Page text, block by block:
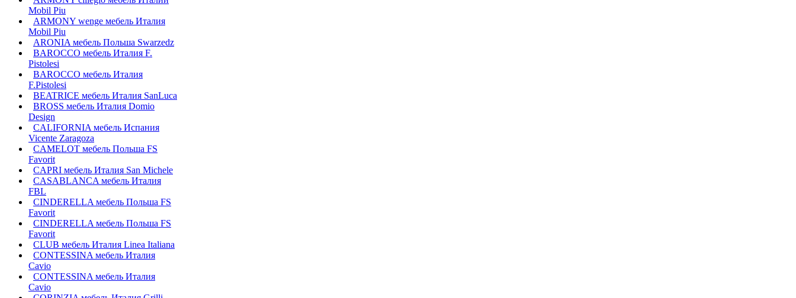
Mobil Piu
ARMONY wenge мебель Италия
Mobil Piu
ARONIA мебель Польша Swarzedz
BAROCCO мебель Италия F.
Pistolesi
BAROCCO мебель Италия
F.Pistolesi
BEATRICE мебель Италия SanLuca
BROSS мебель Италия Domio
Design
CALIFORNIA мебель Испания
Vicente Zaragoza
CAMELOT мебель Польша FS
Favorit
CAPRI мебель Италия San Michele
CASABLANCA мебель Италия
FBL
CINDERELLA мебель Польша FS
Favorit
CINDERELLA мебель Польша FS
Favorit
CLUB мебель Италия Linea Italiana
CONTESSINA мебель Италия
Cavio
CONTESSINA мебель Италия
Сavio